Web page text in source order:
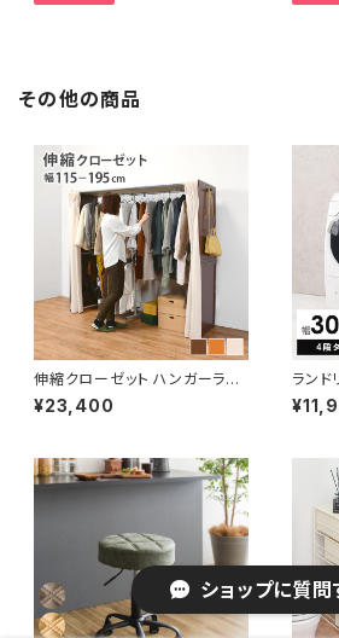
ショップに質問
その他の商品
伸縮クローゼット ハンガーラッ
ク コートハンガー ワードローブ
フリーラック クローゼット 高さ1
¥23,400
ランド
ワゴン
ンドリ